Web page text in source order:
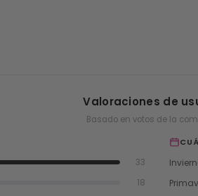
Valoraciones de
Basado en votos de la
33
18